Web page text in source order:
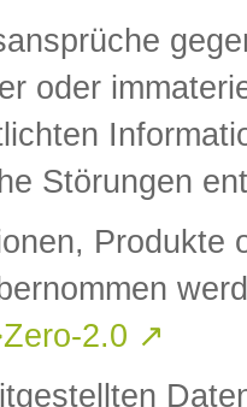
oder
Störungen
Produkte
2.0 ↗